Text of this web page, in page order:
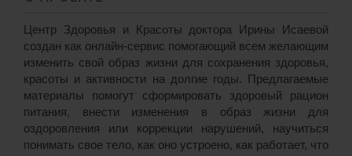
Центр Здоровья и Красоты доктора Ирины Исаевой
создан как онлайн-сервис помогающий всем желающим
изменить свой образ жизни для сохранения здоровья,
красоты и активности на долгие годы. Предлагаемые
материалы помогут сформировать здоровый рацион
питания, внести изменения в образ жизни для
оздоровления или коррекции нарушений, научиться
понимать свое тело, как оно устроено, как работает, что